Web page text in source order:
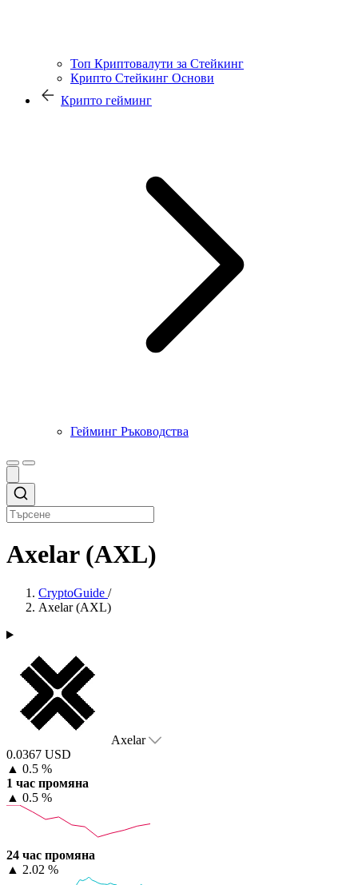
Топ Криптовалути за Стейкинг
Крипто Стейкинг Основи
Крипто гейминг
Гейминг Ръководства
Axelar (AXL)
CryptoGuide /
Axelar (AXL)
Axelar
0.0367 USD
▲ 0.5 %
1 час промяна
▲ 0.5 %
24 час промяна
▲ 2.02 %